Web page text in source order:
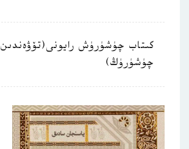
كىتاب چۈشۈرۈش رايونى(تۆۋەندىن
چۈشۈرۈڭ)